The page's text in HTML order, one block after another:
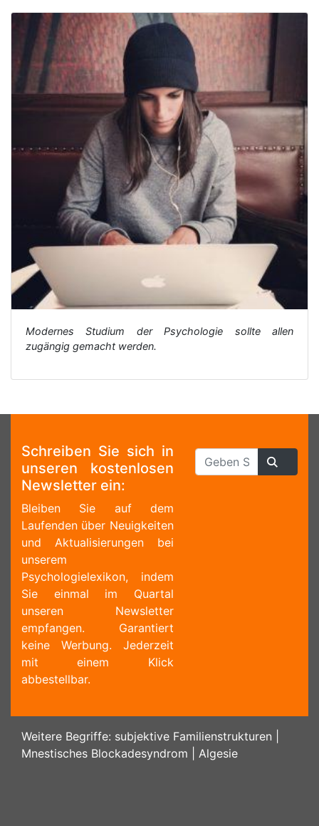
Modernes Studium der Psychologie sollte allen
zugängig gemacht werden.
Schreiben Sie sich in
unseren kostenlosen
Newsletter ein:
Bleiben Sie auf dem
Laufenden über Neuigkeiten
und Aktualisierungen bei
unserem
Psychologielexikon, indem
Sie einmal im Quartal
unseren Newsletter
empfangen. Garantiert
keine Werbung. Jederzeit
mit einem Klick
abbestellbar.
Weitere Begriffe: subjektive Familienstrukturen
Mnestisches Blockadesyndrom
Algesie